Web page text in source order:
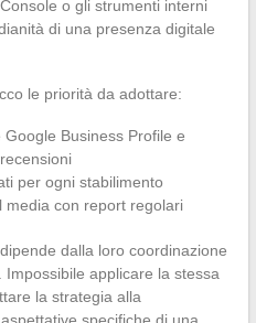
o gli strumenti interni
di una presenza digitale
le priorità da adottare:
Business Profile e
per ogni stabilimento
media con report regolari
dalla loro coordinazione
applicare la stessa
la strategia alla